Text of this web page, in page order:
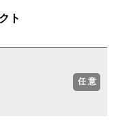
ト
任 意